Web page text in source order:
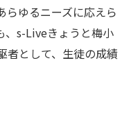
らゆるニーズに応えら
、s-Liveきょうと梅小
者として、生徒の成績